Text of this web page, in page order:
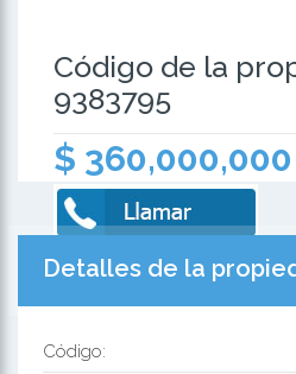
Código de la
9383795
$ 360,000,000
Detalles de la
Código: